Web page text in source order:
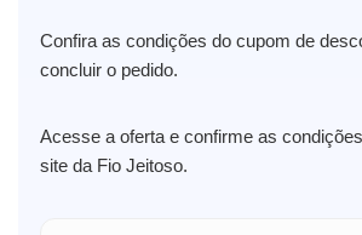
Confira as condições do cupom de
concluir o pedido.
Acesse a oferta e confirme as
site da Fio Jeitoso.